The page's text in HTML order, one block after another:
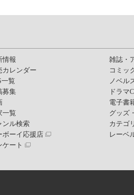
情報
カレンダー
一覧
募集
一覧
ンル検索
ボーイ応援店
ケート
雑誌・
コミッ
ノベル
ドラマ
電子書
グッズ
カテゴ
レーベ